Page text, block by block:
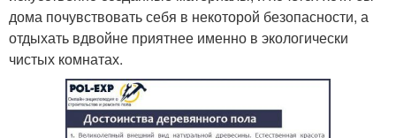
дома почувствовать себя в некоторой безопасности, а
отдыхать вдвойне приятнее именно в экологически
чистых комнатах.